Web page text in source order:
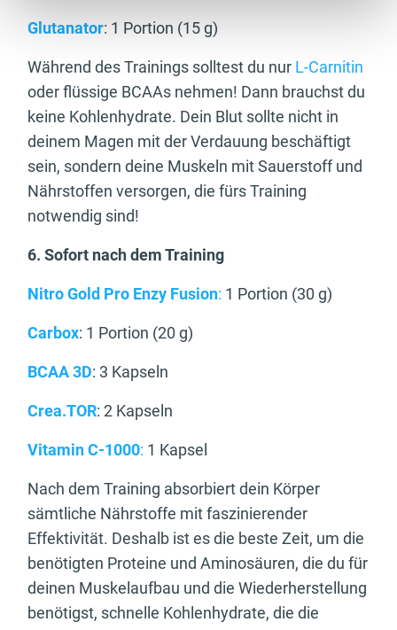
Glutanator: 1 Portion (15 g)
Während des Trainings solltest du nur L-Carnitin
oder flüssige BCAAs nehmen! Dann brauchst du
keine Kohlenhydrate. Dein Blut sollte nicht in
deinem Magen mit der Verdauung beschäftigt
sein, sondern deine Muskeln mit Sauerstoff und
Nährstoffen versorgen, die fürs Training
notwendig sind!
6. Sofort nach dem Training
Nitro Gold Pro Enzy Fusion: 1 Portion (30 g)
Carbox: 1 Portion (20 g)
BCAA 3D: 3 Kapseln
Crea.TOR: 2 Kapseln
Vitamin C-1000: 1 Kapsel
Nach dem Training absorbiert dein Körper
sämtliche Nährstoffe mit faszinierender
Effektivität. Deshalb ist es die beste Zeit, um die
benötigten Proteine und Aminosäuren, die du für
deinen Muskelaufbau und die Wiederherstellung
benötigst, schnelle Kohlenhydrate, die die